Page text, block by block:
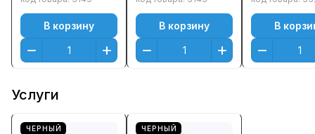
В корзину В корзину В
Услуги
ЧЕРНЫЙ ЧЕРНЫЙ